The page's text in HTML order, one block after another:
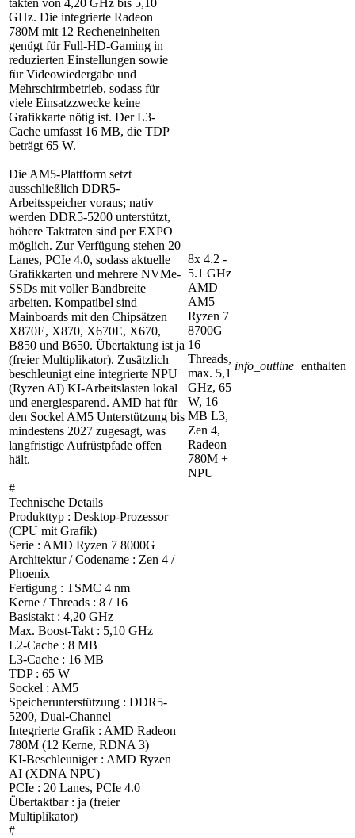
GHz. Die integrierte Radeon
780M mit 12 Recheneinheiten
genügt für Full-HD-Gaming in
reduzierten Einstellungen sowie
für Videowiedergabe und
Mehrschirmbetrieb, sodass für
viele Einsatzzwecke keine
Grafikkarte nötig ist. Der L3-
Cache umfasst 16 MB, die TDP
beträgt 65 W.
Die AM5-Plattform setzt
ausschließlich DDR5-
Arbeitsspeicher voraus; nativ
werden DDR5-5200 unterstützt,
höhere Taktraten sind per EXPO
möglich. Zur Verfügung stehen 20
Lanes, PCIe 4.0, sodass aktuelle
Grafikkarten und mehrere NVMe-
SSDs mit voller Bandbreite
arbeiten. Kompatibel sind
Mainboards mit den Chipsätzen
X870E, X870, X670E, X670,
B850 und B650. Übertaktung ist ja
(freier Multiplikator). Zusätzlich
beschleunigt eine integrierte NPU
(Ryzen AI) KI-Arbeitslasten lokal
und energiesparend. AMD hat für
den Sockel AM5 Unterstützung bis
mindestens 2027 zugesagt, was
langfristige Aufrüstpfade offen
hält.
#
Technische Details
Produkttyp : Desktop-Prozessor
(CPU mit Grafik)
Serie : AMD Ryzen 7 8000G
Architektur / Codename : Zen 4 /
Phoenix
Fertigung : TSMC 4 nm
Kerne / Threads : 8 / 16
Basistakt : 4,20 GHz
Max. Boost-Takt : 5,10 GHz
L2-Cache : 8 MB
L3-Cache : 16 MB
TDP : 65 W
Sockel : AM5
Speicherunterstützung : DDR5-
5200, Dual-Channel
Integrierte Grafik : AMD Radeon
780M (12 Kerne, RDNA 3)
KI-Beschleuniger : AMD Ryzen
AI (XDNA NPU)
PCIe : 20 Lanes, PCIe 4.0
Übertaktbar : ja (freier
Multiplikator)
#
8x 4.2 -
5.1 GHz
AMD
AM5
Ryzen 7
8700G
16
Threads,
max. 5,1
GHz, 65
W, 16
MB L3,
Zen 4,
Radeon
780M +
NPU
info_outline enthalten